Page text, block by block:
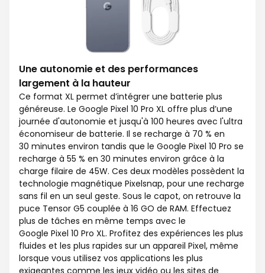
Une autonomie et des performances
largement à la hauteur
Ce format XL permet d’intégrer une batterie plus
généreuse. Le Google Pixel 10 Pro XL offre plus d’une
journée d'autonomie et jusqu'à 100 heures avec l'ultra
économiseur de batterie. Il se recharge à 70 % en
30 minutes environ tandis que le Google Pixel 10 Pro se
recharge à 55 % en 30 minutes environ grâce à la
charge filaire de 45W. Ces deux modèles possèdent la
technologie magnétique Pixelsnap, pour une recharge
sans fil en un seul geste. Sous le capot, on retrouve la
puce Tensor G5 couplée à 16 GO de RAM. Effectuez
plus de tâches en même temps avec le
Google Pixel 10 Pro XL. Profitez des expériences les plus
fluides et les plus rapides sur un appareil Pixel, même
lorsque vous utilisez vos applications les plus